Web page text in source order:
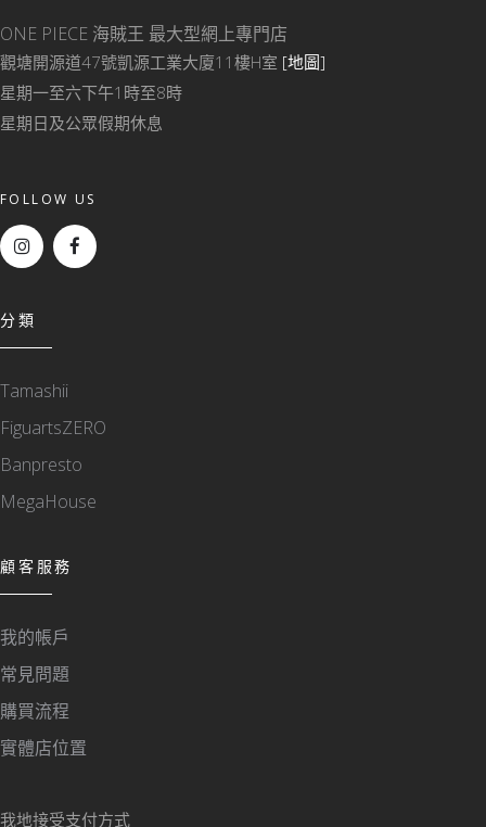
ONE PIECE 海賊王 最大型網上專門店
觀塘開源道47號凱源工業大廈11樓H室 [地圖]
星期一至六下午1時至8時
星期日及公眾假期休息
FOLLOW US
分類
Tamashii
FiguartsZERO
Banpresto
MegaHouse
顧客服務
我的帳戶
常見問題
購買流程
實體店位置
我地接受支付方式